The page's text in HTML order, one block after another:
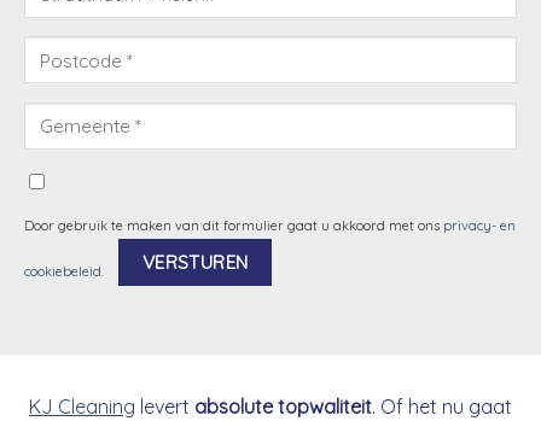
Door gebruik te maken van dit formulier gaat u akkoord met ons privacy- en
cookiebeleid.
KJ Cleaning levert absolute topwaliteit. Of het nu gaat